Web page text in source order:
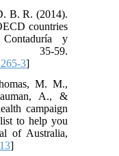
B. R. (2014).
countries
Contaduría y
35-59.
3
M. M.,
A., &
campaign
to help you
of Australia,